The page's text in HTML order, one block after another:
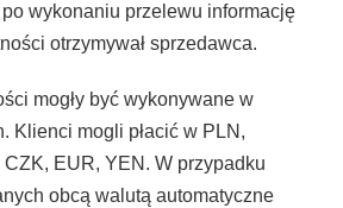
wykonaniu przelewu informację
otrzymywał sprzedawca.
mogły być wykonywane w
Klienci mogli płacić w PLN,
CZK, EUR, YEN. W przypadku
obcą walutą automatyczne